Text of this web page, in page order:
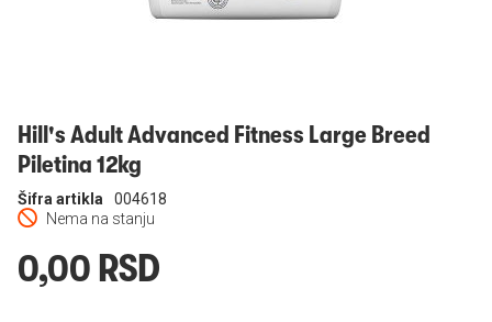
Hill's Adult Advanced Fitness Large Breed
Piletina 12kg
Nema na stanju
Šifra artikla 004618
0,00 RSD